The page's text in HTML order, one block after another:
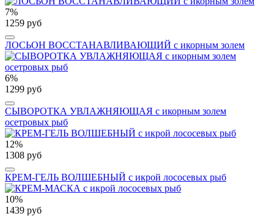
7%
1259 руб
ЛОСЬОН ВОССТАНАВЛИВАЮЩИЙ с икорным золем
6%
1299 руб
СЫВОРОТКА УВЛАЖНЯЮЩАЯ с икорным золем
осетровых рыб
12%
1308 руб
КРЕМ-ГЕЛЬ ВОЛШЕБНЫЙ c икрой лососевых рыб
10%
1439 руб